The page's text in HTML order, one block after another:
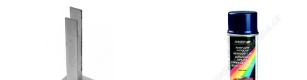
Patka pro sloupek se používá, pokud
potřebujete sloupek připevnit k
betonové podezdívce, základu. Patka
má čtyři otvory na natloukací kotvy...
Na centrálním skladě
100025A-313
Korekční spreje jsou výborné na finální
úpravy po provedení montáží
jakéhokoliv plotu na jednoduchou
korekci vznikných škrábanců a odřenin.
Na centrálním skladě